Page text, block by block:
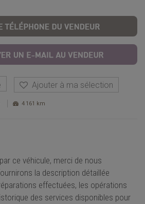
Ajouter à ma sélection
4 161 km
ce véhicule, merci de nous
la description détaillée
effectuées, les opérations
des services disponibles pour